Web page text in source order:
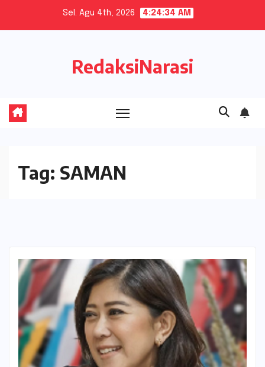
Sel. Agu 4th, 2026 4:24:35 AM
RedaksiNarasi
Tag: SAMAN